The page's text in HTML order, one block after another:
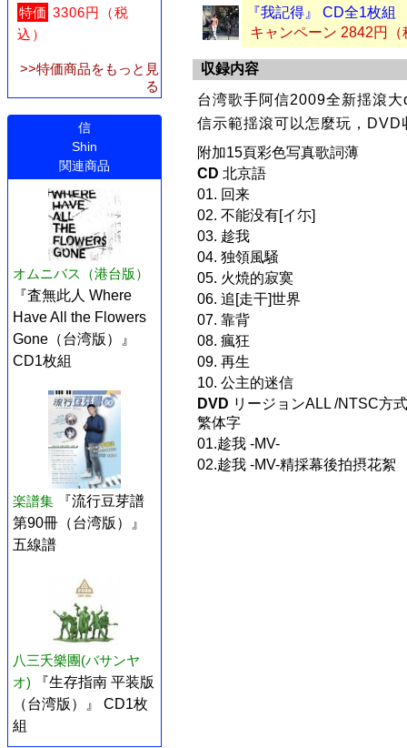
特価 3306円（税
込）
>>特価商品をもっと見
る
信
Shin
関連商品
オムニバス（港台版）
『査無此人 Where
Have All the Flowers
Gone（台湾版）』
CD1枚組
楽譜集
『流行豆芽譜
第90冊（台湾版）』
五線譜
八三夭樂團(バサンヤ
オ)
『生存指南 平装版
（台湾版）』 CD1枚
組
『我記得』 CD全1枚組
キャンペーン 2842円（
収録内容
台湾歌手阿信2009全新揺滾
信示範揺滾可以怎麼玩，
附加15頁彩色写真歌詞薄
CD 北京語
01. 回来
02. 不能没有[イ尓]
03. 趁我
04. 独領風騒
05. 火焼的寂寞
06. 追[走干]世界
07. 靠背
08. 瘋狂
09. 再生
10. 公主的迷信
DVD リージョンALL /NTSC方
繁体字
01.趁我 -MV-
02.趁我 -MV-精採幕後拍摂花絮